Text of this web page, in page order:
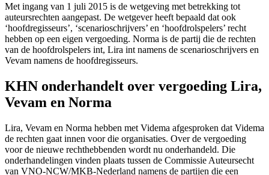
Met ingang van 1 juli 2015 is de wetgeving met betrekking tot
auteursrechten aangepast. De wetgever heeft bepaald dat ook
‘hoofdregisseurs’, ‘scenarioschrijvers’ en ‘hoofdrolspelers’ recht
hebben op een eigen vergoeding. Norma is de partij die de rechten
van de hoofdrolspelers int, Lira int namens de scenarioschrijvers en
Vevam namens de hoofdregisseurs.
KHN onderhandelt over vergoeding Lira,
Vevam en Norma
Lira, Vevam en Norma hebben met Videma afgesproken dat Videma
de rechten gaat innen voor die organisaties. Over de vergoeding
voor de nieuwe rechthebbenden wordt nu onderhandeld. Die
onderhandelingen vinden plaats tussen de Commissie Auteursecht
van VNO-NCW/MKB-Nederland namens de partijen die een